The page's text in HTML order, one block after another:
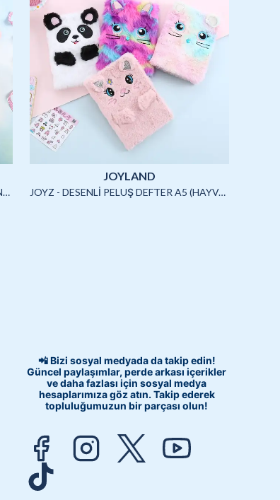
JOYZ - SQUISHYLİ PELUŞ DEFTER A5 (UNICORN)-4/S
JOYLAND
JOYZ - DESENLİ PELUŞ DEFTER A5 (HAYVANLAR)-3/S
📲 Bizi sosyal medyada da takip edin!
Güncel paylaşımlar, perde arkası içerikler
ve daha fazlası için sosyal medya
hesaplarımıza göz atın. Takip ederek
topluluğumuzun bir parçası olun!